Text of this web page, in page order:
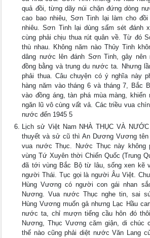
quả đồi, từng dãy núi chặn đứng dòng
cao bao nhiêu, Sơn Tinh lại làm cho
nhiêu. Sơn Tinh lại dùng sấm sét đánh
cùng phải chịu thua rút quân về. Từ đó
thù nhau. Không năm nào Thủy Tinh
dâng nước lên đánh Sơn Tinh, gây nên
đồng bằng và trung du nước ta. Nhưng
phải thua. Câu chuyện có ý nghĩa này
hàng năm vào tháng 6 và tháng 7, Bắc
vào đồng áng, tàn phá mùa màng, khiến
ngăn lũ vô cùng vất vả. Các triều vua
nước đến 1945 5
Lịch sử Việt Nam NHÀ THỤC VÀ
thuyết và sử cũ thì An Dương Vương tên
vua nước Thục. Nước Thục này
vùng Tứ Xuyên thời Chiến Quốc (Trung
đã tới vùng Bắc Bộ từ lâu, sống xen kẽ
người Thái. Tục gọi là người Âu Việt.
Hùng Vương có người con gái nhan
Nương. Vua nước Thục nghe tin, sai
Hùng Vương muốn gả nhưng Lạc Hầu
nước ta, chỉ mượn tiếng cầu hôn đó
Nương, Thục Vương căm giận, di chúc
thế nào cũng phải diệt nước Văn Lang